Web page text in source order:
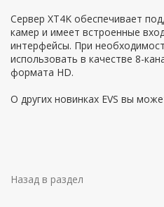
Сервер XT4K обеспечивает
камер и имеет встроенные
интерфейсы. При
использовать в качестве 8-
формата HD.
О других новинках EVS вы
Назад в раздел